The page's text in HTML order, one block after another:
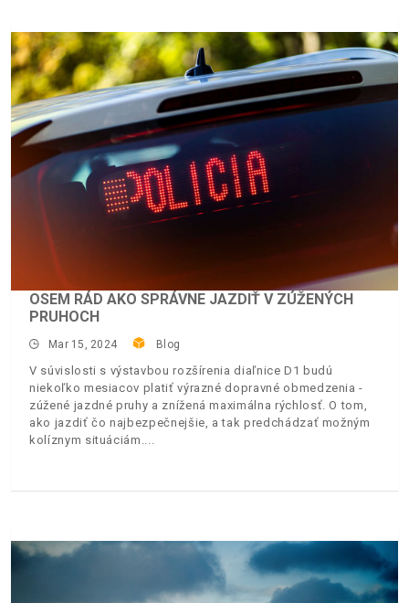
OSEM RÁD AKO SPRÁVNE JAZDIŤ V ZÚŽENÝCH
PRUHOCH
Mar 15, 2024 Blog
V súvislosti s výstavbou rozšírenia diaľnice D1 budú
niekoľko mesiacov platiť výrazné dopravné obmedzenia -
zúžené jazdné pruhy a znížená maximálna rýchlosť. O tom,
ako jazdiť čo najbezpečnejšie, a tak predchádzať možným
kolíznym situáciám.